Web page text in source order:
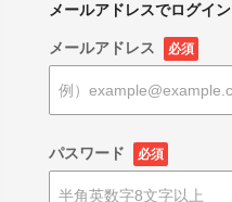
メールアドレスでログイン
メールアドレス 必須
パスワード 必須